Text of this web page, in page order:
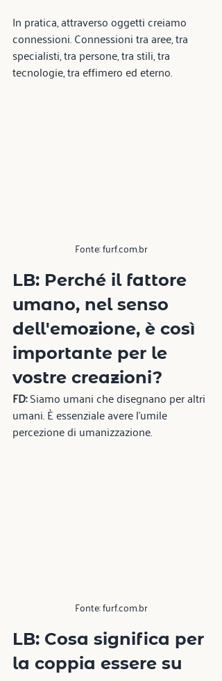
In pratica, attraverso oggetti creiamo
connessioni. Connessioni tra aree, tra
specialisti, tra persone, tra stili, tra
tecnologie, tra effimero ed eterno.
Fonte: furf.com.br
LB: Perché il fattore
umano, nel senso
dell'emozione, è così
importante per le
vostre creazioni?
FD: Siamo umani che disegnano per altri
umani. È essenziale avere l'umile
percezione di umanizzazione.
Fonte: furf.com.br
LB: Cosa significa per
la coppia essere su